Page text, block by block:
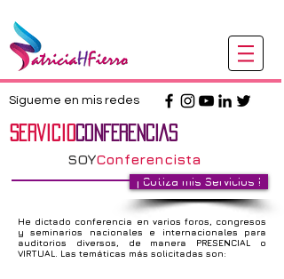
Sígueme en mis redes
Servicio
CONFERENCIAS
SOYConferencista
¡ Cotiza mis Servicios !
He dictado conferencia en varios foros, congresos
y seminarios nacionales e internacionales para
auditorios diversos, de manera PRESENCIAL o
VIRTUAL. Las temáticas más solicitadas son: